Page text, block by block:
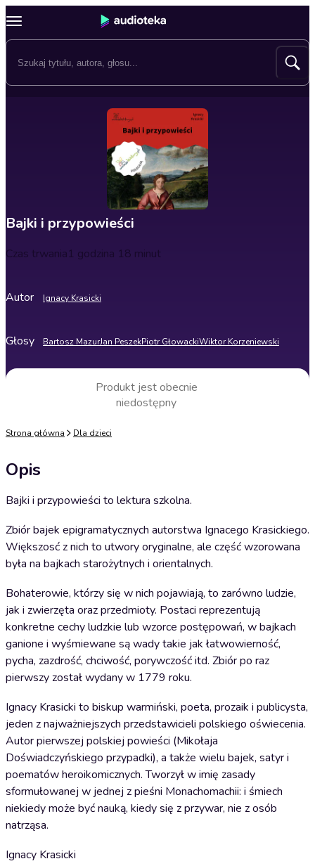
Bajki i przypowieści
Czas trwania1 godzina 18 minut
Autor Ignacy Krasicki
Głosy Bartosz MazurJan PeszekPiotr GłowackiWiktor Korzeniewski
Produkt jest obecnie
niedostępny
Strona główna Dla dzieci
Opis
Bajki i przypowieści to lektura szkolna.
Zbiór bajek epigramatycznych autorstwa Ignacego Krasickiego.
Większosć z nich to utwory oryginalne, ale część wzorowana
była na bajkach starożytnych i orientalnych.
Bohaterowie, którzy się w nich pojawiają, to zarówno ludzie,
jak i zwierzęta oraz przedmioty. Postaci reprezentują
konkretne cechy ludzkie lub wzorce postępowań, w bajkach
ganione i wyśmiewane są wady takie jak łatwowierność,
pycha, zazdrość, chciwość, porywczość itd. Zbiór po raz
pierwszy został wydany w 1779 roku.
Ignacy Krasicki to biskup warmiński, poeta, prozaik i publicysta,
jeden z najważniejszych przedstawicieli polskiego oświecenia.
Autor pierwszej polskiej powieści (Mikołaja
Doświadczyńskiego przypadki), a także wielu bajek, satyr i
poematów heroikomicznych. Tworzył w imię zasady
sformułowanej w jednej z pieśni Monachomachii: i śmiech
niekiedy może być nauką, kiedy się z przywar, nie z osób
natrząsa.
Ignacy Krasicki